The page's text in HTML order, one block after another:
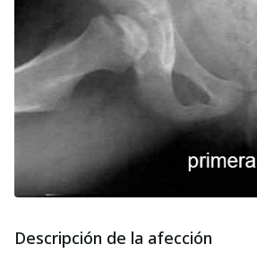
Descripción de la afección